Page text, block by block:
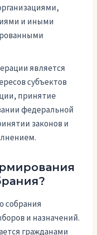
и иными
является
субъектов
принятие
федеральной
законов и
собрания
и назначений.
гражданами